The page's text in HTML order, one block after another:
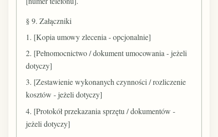
§ 9. Załączniki
1. [Kopia umowy zlecenia - opcjonalnie]
2. [Pełnomocnictwo / dokument umocowania - jeżeli
dotyczy]
3. [Zestawienie wykonanych czynności / rozliczenie
kosztów - jeżeli dotyczy]
4. [Protokół przekazania sprzętu / dokumentów -
jeżeli dotyczy]